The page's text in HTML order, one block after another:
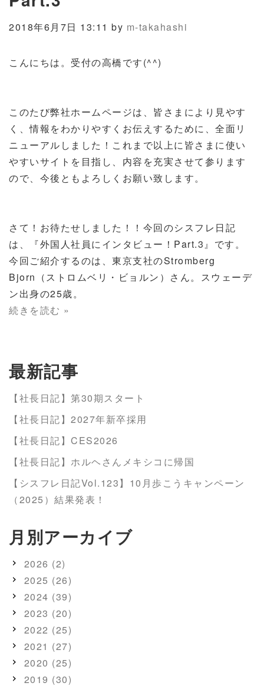
2018年6月7日 13:11 by m-takahashi
こんにちは。受付の高橋です(^^)
このたび弊社ホームページは、皆さまにより見やす
く、情報をわかりやすくお伝えするために、全面リ
ニューアルしました！これまで以上に皆さまに使い
やすいサイトを目指し、内容を充実させて参ります
ので、今後ともよろしくお願い致します。
さて！お待たせしました！！今回のシスフレ日記
は、『外国人社員にインタビュー！Part.3』です。
今回ご紹介するのは、東京支社のStromberg
Bjorn（ストロムベリ・ビョルン）さん。スウェーデ
ン出身の25歳。
続きを読む »
最新記事
【社長日記】第30期スタート
【社長日記】2027年新卒採用
【社長日記】CES2026
【社長日記】ホルヘさんメキシコに帰国
【シスフレ日記Vol.123】10月歩こうキャンペーン
（2025）結果発表！
月別アーカイブ
2026 (2)
2025 (26)
2024 (39)
2023 (20)
2022 (25)
2021 (27)
2020 (25)
2019 (30)